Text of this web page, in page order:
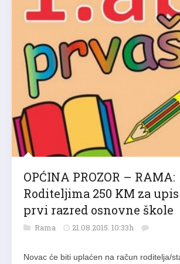
OPĆINA PROZOR – RAMA:
Roditeljima 250 KM za
prvi razred osnovne škole
Rama 21.08.2015. 10:33h
Novac će biti uplaćen na račun roditelja/